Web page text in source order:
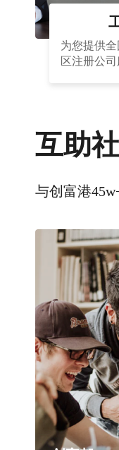
为您提供
区注册公
互助
与创富港